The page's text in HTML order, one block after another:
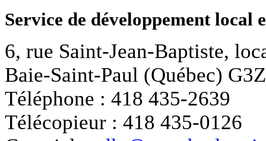
Service de développement
6, rue Saint-Jean-Baptiste,
Baie-Saint-Paul (Québec)
Téléphone : 418 435-2639
Télécopieur : 418 435-0126